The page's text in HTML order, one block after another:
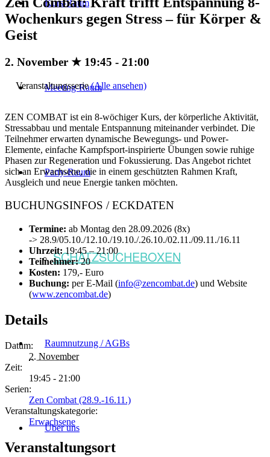
Kurs-Raum
Meeting-Raum
Party-Raum
SCHATZSUCHEBOXEN
Raumnutzung / AGBs
Über uns
Wochenkurs gegen Stress – für Körper &
Geist
2. November ★ 19:45 - 21:00
Veranstaltungsserie(Alle ansehen)
ZEN COMBAT ist ein 8‑wöchiger Kurs, der körperliche Aktivität,
Stressabbau und mentale Entspannung miteinander verbindet. Die
Teilnehmer erwarten dynamische Bewegungs- und Power-
Elemente, einfache Kampfsport-inspirierte Übungen sowie ruhige
Phasen zur Regeneration und Fokussierung. Das Angebot richtet
sich an Erwachsene, die in einem geschützten Rahmen Kraft,
Ausgleich und neue Energie tanken möchten.
BUCHUNGSINFOS / ECKDATEN
Termine: ab Montag den 28.09.2026 (8x)
-> 28.9/05.10./12.10./19.10./.26.10./02.11./09.11./16.11
Uhrzeit:19:45 – 21:00
Teilnehmer:20
Kosten: 179,- Euro
Buchung: per E-Mail (info@zencombat.de) und Website
(www.zencombat.de)
Details
Datum:
2. November
Zeit:
19:45 - 21:00
Serien:
Zen Combat (28.9.-16.11.)
Veranstaltungskategorie:
Erwachsene
Veranstaltungsort